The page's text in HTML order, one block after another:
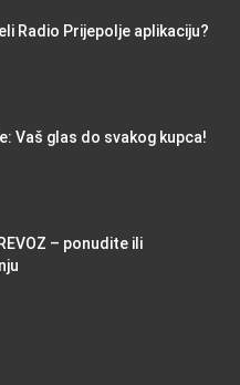
Radio Prijepolje aplikaciju?
Vaš glas do svakog kupca!
– ponudite ili